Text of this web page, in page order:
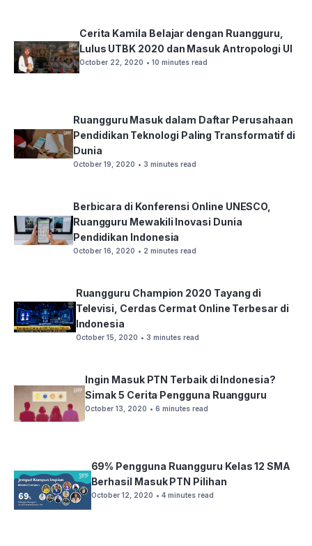
Cerita Kamila Belajar dengan Ruangguru,
Lulus UTBK 2020 dan Masuk Antropologi UI
October 22, 2020 • 10 minutes read
Ruangguru Masuk dalam Daftar Perusahaan
Pendidikan Teknologi Paling Transformatif di
Dunia
October 19, 2020 • 3 minutes read
Berbicara di Konferensi Online UNESCO,
Ruangguru Mewakili Inovasi Dunia
Pendidikan Indonesia
October 16, 2020 • 2 minutes read
Ruangguru Champion 2020 Tayang di
Televisi, Cerdas Cermat Online Terbesar di
Indonesia
October 15, 2020 • 3 minutes read
Ingin Masuk PTN Terbaik di Indonesia?
Simak 5 Cerita Pengguna Ruangguru
October 13, 2020 • 6 minutes read
69% Pengguna Ruangguru Kelas 12 SMA
Berhasil Masuk PTN Pilihan
October 12, 2020 • 4 minutes read